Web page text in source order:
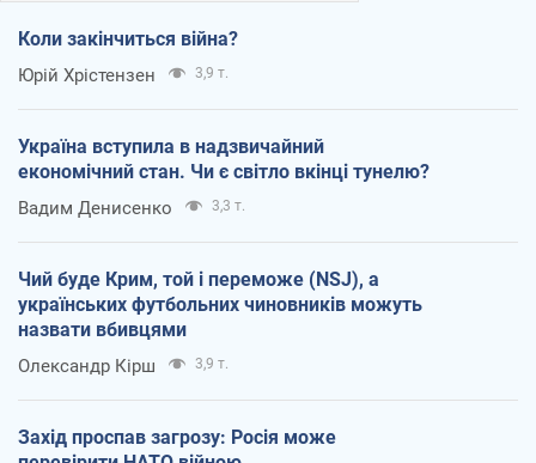
Коли закінчиться війна?
Юрій Хрістензен 3,9 т.
Україна вступила в надзвичайний
економічний стан. Чи є світло вкінці тунелю?
Вадим Денисенко 3,3 т.
Чий буде Крим, той і переможе (NSJ), а
українських футбольних чиновників можуть
назвати вбивцями
Олександр Кірш 3,9 т.
Захід проспав загрозу: Росія може